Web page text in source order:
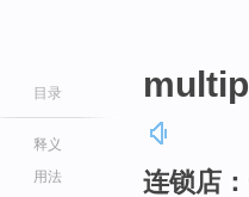
目录
释义
用法
连锁店